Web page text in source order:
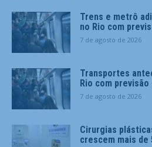
Trens e metrô
no Rio com
7 de agosto de 2026
Transportes
Rio com previsão
7 de agosto de 2026
Cirurgias
crescem mais de